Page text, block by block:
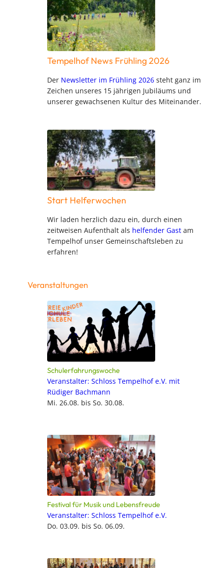
Tempelhof News Frühling 2026
Der Newsletter im Frühling 2026 steht ganz im
Zeichen unseres 15 jährigen Jubiläums und
unserer gewachsenen Kultur des Miteinander.
Start Helferwochen
Wir laden herzlich dazu ein, durch einen
zeitweisen Aufenthalt als helfender Gast am
Tempelhof unser Gemeinschaftsleben zu
erfahren!
Veranstaltungen
Schulerfahrungswoche
Veranstalter: Schloss Tempelhof e.V. mit
Rüdiger Bachmann
Mi. 26.08. bis So. 30.08.
Festival für Musik und Lebensfreude
Veranstalter: Schloss Tempelhof e.V.
Do. 03.09. bis So. 06.09.